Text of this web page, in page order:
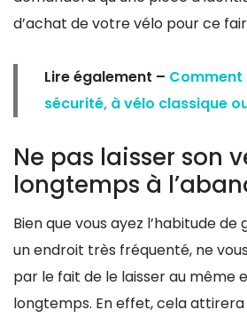
d’achat de votre vélo pour ce
Lire également – Comment
sécurité, à vélo classique
Ne pas laisser son
longtemps à
Bien que vous ayez l’habitude
un endroit très fréquenté, ne
par le fait de le laisser au même
longtemps. En effet, cela